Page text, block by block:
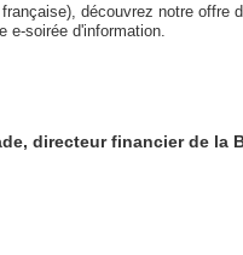
découvrez notre offre
e-soirée d'information.
directeur financier de la